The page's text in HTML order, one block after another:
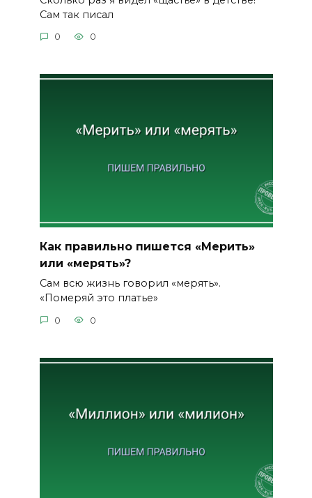
Сам так писал
0 0
Как правильно пишется «Мерить»
или «мерять»?
Сам всю жизнь говорил «мерять».
«Померяй это платье»
0 0